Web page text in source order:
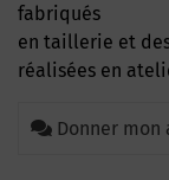
fabriqués
en taillerie et
réalisées en
Donner mon